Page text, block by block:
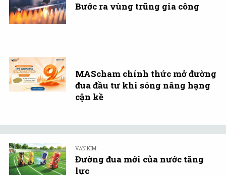
Bước ra vùng trũng gia công
MAScham chính thức mở đường
đua đầu tư khi sóng nâng hạng
cận kề
VĂN KIM
Đường đua mới của nước tăng
lực